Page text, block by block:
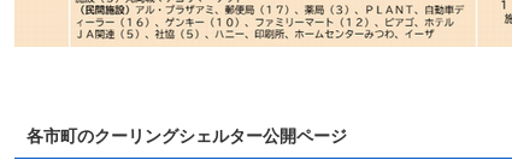
各市町のクーリングシェルター公開ページ